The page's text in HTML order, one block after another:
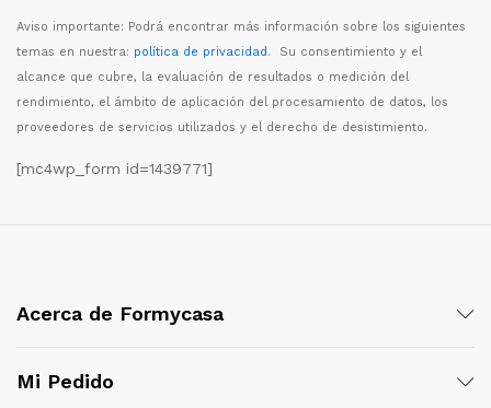
Aviso importante: Podrá encontrar más información sobre los siguientes
temas en nuestra: política de privacidad. Su consentimiento y el
alcance que cubre, la evaluación de resultados o medición del
rendimiento, el ámbito de aplicación del procesamiento de datos, los
proveedores de servicios utilizados y el derecho de desistimiento.
[mc4wp_form id=1439771]
Acerca de Formycasa
Mi Pedido